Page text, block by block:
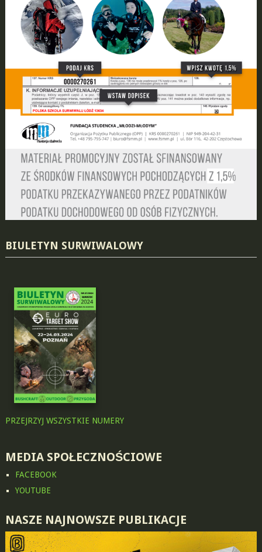
BIULETYN SURWIWALOWY
PRZEJRZYJ WSZYSTKIE NUMERY
MEDIA SPOŁECZNOŚCIOWE
FACEBOOK
YOUTUBE
NASZE NAJNOWSZE PUBLIKACJE